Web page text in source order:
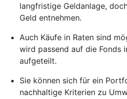
langfristige Geldanlage,
Geld entnehmen.
Auch Käufe in Raten sind
wird passend auf die Fonds
aufgeteilt.
Sie können sich für ein
nachhaltige Kriterien zu